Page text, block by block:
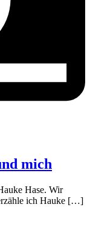
mich
Hase. Wir
ich Hauke […]